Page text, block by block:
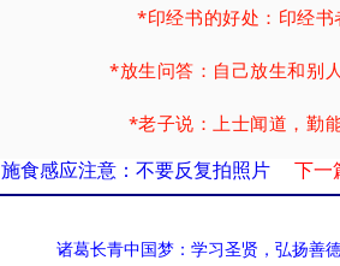
*印经书的好处：印经
*放生问答：自己放生和别
*老子说：上士闻道，勤
*命运秘密：心好命也好
施食感应注意：不要反复拍照片 下一
诸葛长青中国梦：学习圣贤，弘扬善